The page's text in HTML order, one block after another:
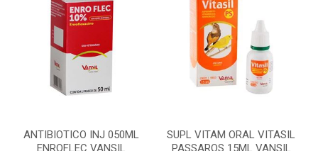
ANTIBIOTICO INJ 050ML
ENROFLEC VANSIL
SUPL VITAM ORAL VITASIL
PASSAROS 15ML VANSIL